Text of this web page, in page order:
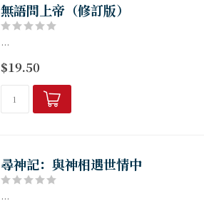
無語問上帝（修訂版）
...
$19.50
尋神記：與神相遇世情中
...